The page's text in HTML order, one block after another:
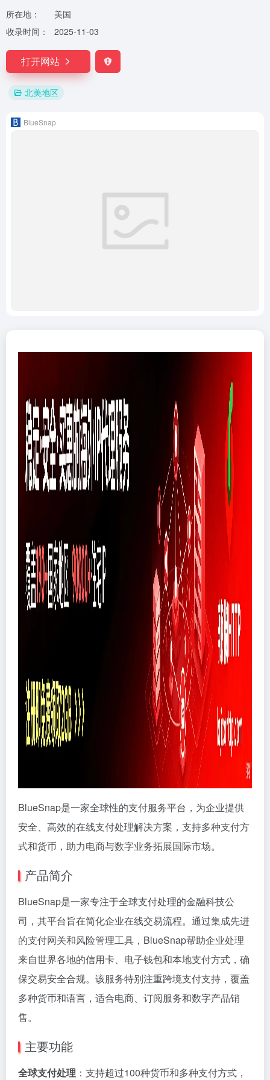
所在地：
美国
收录时间：
2025-11-03
打开网站
北美地区
BlueSnap
BlueSnap是一家全球性的支付服务平台，为企业提供
安全、高效的在线支付处理解决方案，支持多种支付方
式和货币，助力电商与数字业务拓展国际市场。
产品简介
BlueSnap是一家专注于全球支付处理的金融科技公
司，其平台旨在简化企业在线交易流程。通过集成先进
的支付网关和风险管理工具，BlueSnap帮助企业处理
来自世界各地的信用卡、电子钱包和本地支付方式，确
保交易安全合规。该服务特别注重跨境支付支持，覆盖
多种货币和语言，适合电商、订阅服务和数字产品销
售。
主要功能
全球支付处理 ：支持超过100种货币和多种支付方式，